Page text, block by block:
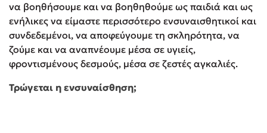
να βοηθήσουμε και να βοηθηθούμε ως παιδιά και ως
ενήλικες να είμαστε περισσότερο ενσυναισθητικοί και
συνδεδεμένοι, να αποφεύγουμε τη σκληρότητα, να
ζούμε και να αναπνέουμε μέσα σε υγιείς,
φροντισμένους δεσμούς, μέσα σε ζεστές αγκαλιές.
Τρώγεται η ενσυναίσθηση;